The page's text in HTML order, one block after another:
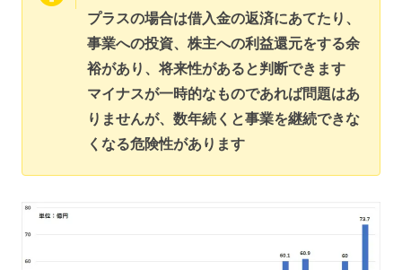
プラスの場合は借入金の返済にあてたり、
事業への投資、株主への利益還元をする余
裕があり、将来性があると判断できます
マイナスが一時的なものであれば問題はあ
りませんが、数年続くと事業を継続できな
くなる危険性があります